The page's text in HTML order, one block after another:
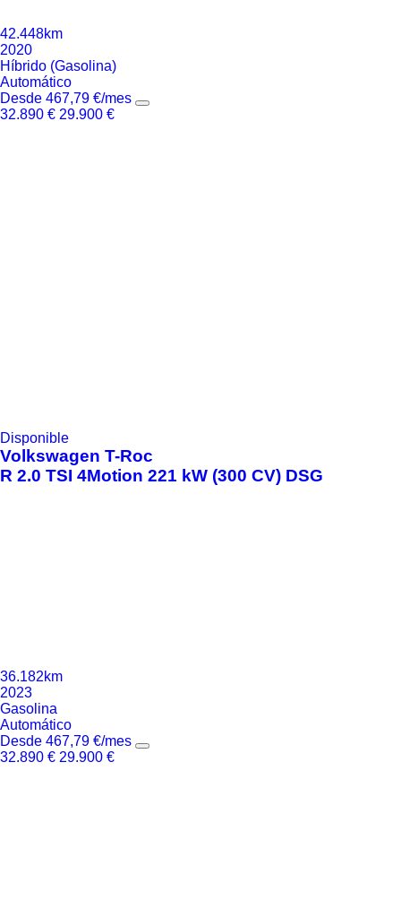
42.448km
2020
Híbrido (Gasolina)
Automático
Desde 467,79 €/mes
32.890 € 29.900 €
Disponible
Volkswagen T-Roc
R 2.0 TSI 4Motion 221 kW (300 CV) DSG
36.182km
2023
Gasolina
Automático
Desde 467,79 €/mes
32.890 € 29.900 €